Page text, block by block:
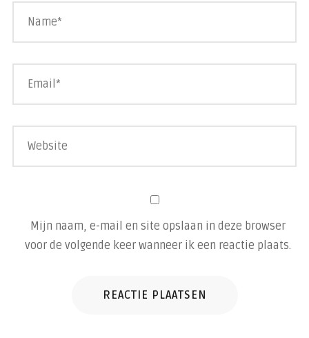
Mijn naam, e-mail en site opslaan in deze browser
voor de volgende keer wanneer ik een reactie plaats.